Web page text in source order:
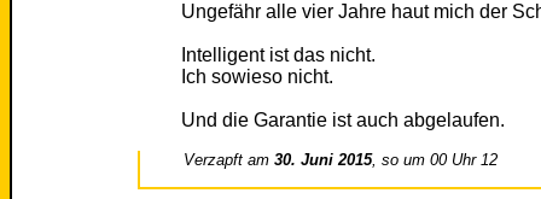
Ungefähr alle vier Jahre haut mich der
Intelligent ist das nicht.
Ich sowieso nicht.
Und die Garantie ist auch abgelaufen.
Verzapft am30. Juni 2015, so um 00 Uhr 12